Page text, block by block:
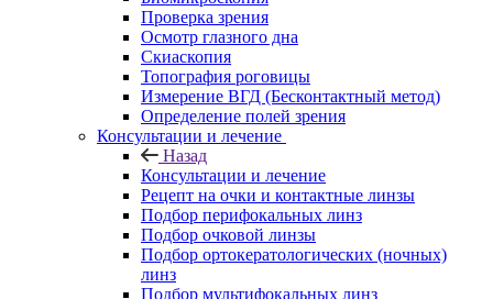
Проверка зрения
Осмотр глазного дна
Скиаскопия
Топография роговицы
Измерение ВГД (Бесконтактный метод)
Определение полей зрения
Консультации и лечение
Назад
Консультации и лечение
Рецепт на очки и контактные линзы
Подбор перифокальных линз
Подбор очковой линзы
Подбор ортокератологических (ночных)
линз
Подбор мультифокальных линз